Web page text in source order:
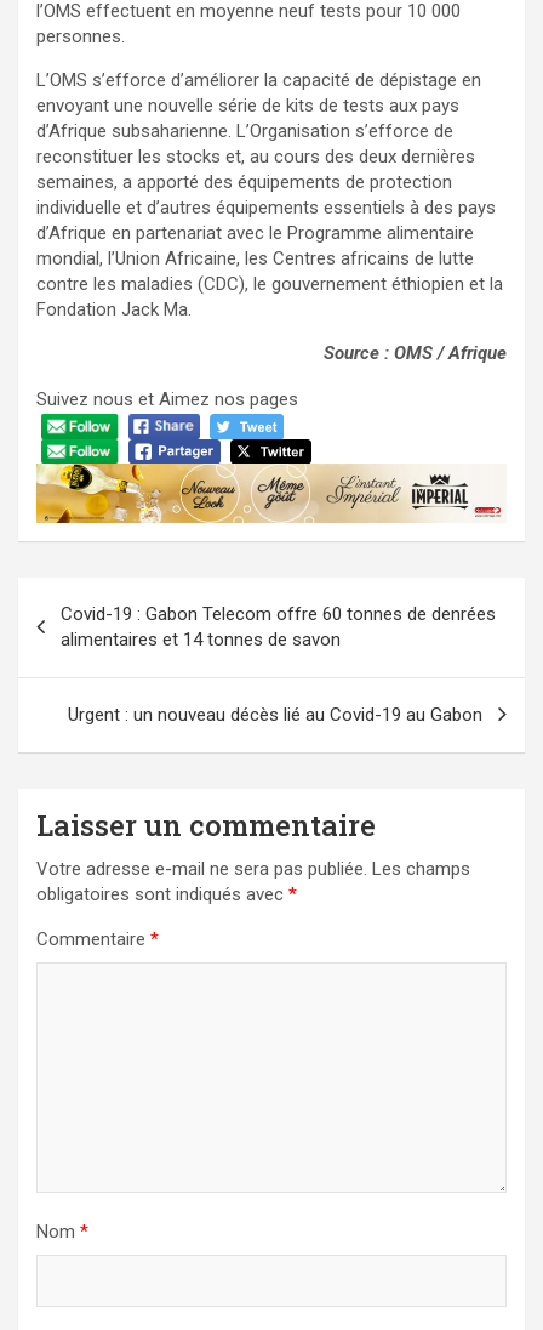
l’OMS effectuent en moyenne neuf tests pour 10 000
personnes.
L’OMS s’efforce d’améliorer la capacité de dépistage en
envoyant une nouvelle série de kits de tests aux pays
d’Afrique subsaharienne. L’Organisation s’efforce de
reconstituer les stocks et, au cours des deux dernières
semaines, a apporté des équipements de protection
individuelle et d’autres équipements essentiels à des pays
d’Afrique en partenariat avec le Programme alimentaire
mondial, l’Union Africaine, les Centres africains de lutte
contre les maladies (CDC), le gouvernement éthiopien et la
Fondation Jack Ma.
Source : OMS / Afrique
Suivez nous et Aimez nos pages
de
l’article
Covid-19 : Gabon Telecom offre 60 tonnes de denrées
alimentaires et 14 tonnes de savon
Urgent : un nouveau décès lié au Covid-19 au Gabon
Laisser un commentaire
Votre adresse e-mail ne sera pas publiée. Les champs
obligatoires sont indiqués avec *
Commentaire *
Nom *